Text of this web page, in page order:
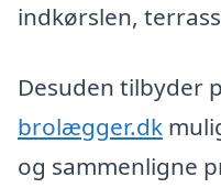
indkørslen,
Desuden tilbyder
brolægger.dk
og sammenligne